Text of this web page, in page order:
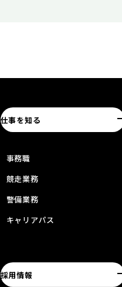
仕事を知る
事務職
競走業務
警備業務
キャリアパス
採用情報